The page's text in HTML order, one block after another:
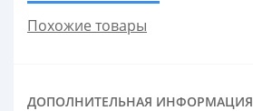
Похожие товары
ДОПОЛНИТЕЛЬНАЯ ИНФОРМАЦИЯ